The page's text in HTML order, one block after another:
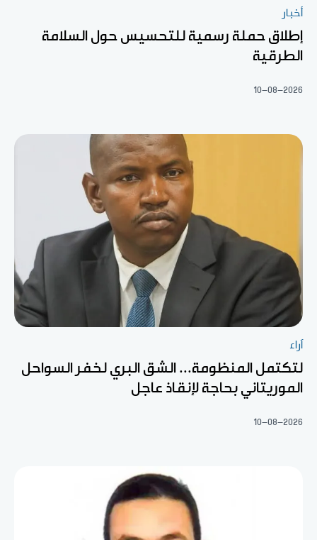
أخبار
إطلاق حملة رسمية للتحسيس حول السلامة
الطرقية
10-08-2026
آراء
لتكتمل المنظومة... الشق البري لخفر السواحل
الموريتاني بحاجة لإنقاذ عاجل
10-08-2026